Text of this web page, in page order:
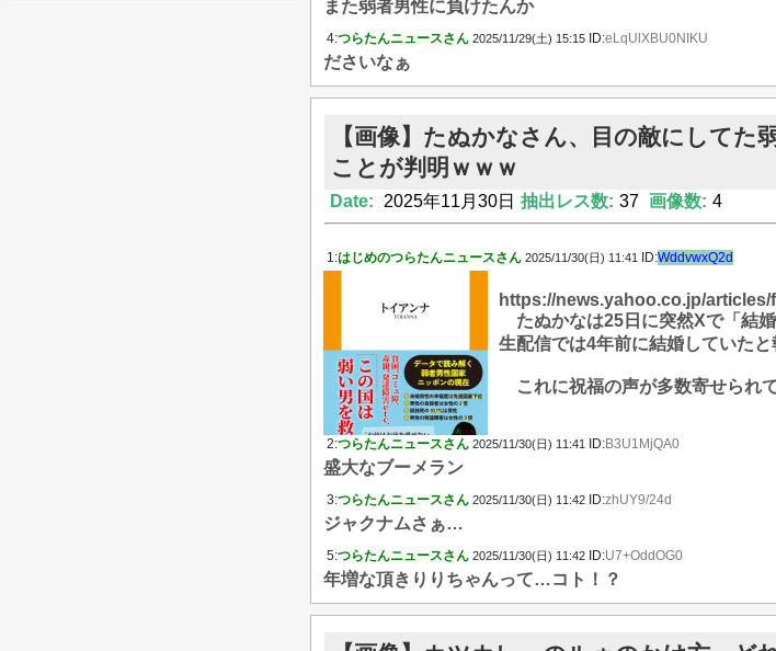
また弱者男性に負けたんか
4:つらたんニュースさん 2025/11/29(土) 15:15 ID:eLqUlXBU0NIKU
ださいなぁ
【画像】たぬかなさん、目の敵にして
ことが判明ｗｗｗ
Date: 2025年11月30日 抽出レス数: 37 画像数: 4
1:はじめのつらたんニュースさん 2025/11/30(日) 11:41 ID:WddvwxQ2d
https://news.yahoo.co.jp/articles/
たぬかなは25日に突然Xで「結
生配信では4年前に結婚していたと
これに祝福の声が多数寄せられ
2:つらたんニュースさん 2025/11/30(日) 11:41 ID:B3U1MjQA0
盛大なブーメラン
3:つらたんニュースさん 2025/11/30(日) 11:42 ID:zhUY9/24d
ジャクナムさぁ…
5:つらたんニュースさん 2025/11/30(日) 11:42 ID:U7+OddOG0
年増な頂きりりちゃんって…コト！？